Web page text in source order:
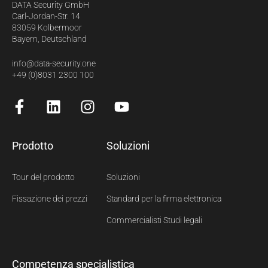
DATA Security GmbH
Carl-Jordan-Str. 14
83059 Kolbermoor
Bayern, Deutschland
info@data-security.one
+49 (0)8031 2300 100
Prodotto
Tour del prodotto
Fissazione dei prezzi
Soluzioni
Soluzioni
Standard per la firma elettronica
Commercialisti Studi legali
Competenza specialistica